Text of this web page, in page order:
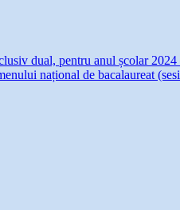
dual, pentru anul școlar
național de bacalaureat